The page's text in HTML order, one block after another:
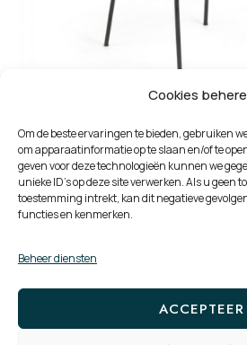
Cookies
Om de beste ervaringen te bieden, gebruiken
om apparaatinformatie op te slaan en/of te
geven voor deze technologieën kunnen we
unieke ID's op deze site verwerken. Als u geen
toestemming intrekt, kan dit negatieve
functies en kenmerken.
Beheer diensten
ACCEPTEER
Barkruk Yvette
PAGE
1 PAGE
2 →